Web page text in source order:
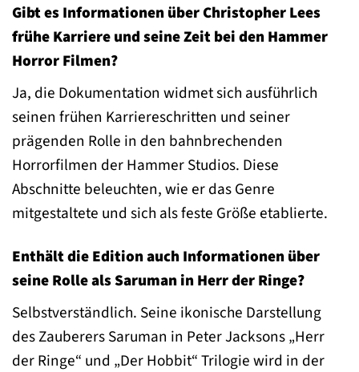
Gibt es Informationen über Christopher Lees
frühe Karriere und seine Zeit bei den Hammer
Horror Filmen?
Ja, die Dokumentation widmet sich ausführlich
seinen frühen Karriereschritten und seiner
prägenden Rolle in den bahnbrechenden
Horrorfilmen der Hammer Studios. Diese
Abschnitte beleuchten, wie er das Genre
mitgestaltete und sich als feste Größe etablierte.
Enthält die Edition auch Informationen über
seine Rolle als Saruman in Herr der Ringe?
Selbstverständlich. Seine ikonische Darstellung
des Zauberers Saruman in Peter Jacksons „Herr
der Ringe“ und „Der Hobbit“ Trilogie wird in der